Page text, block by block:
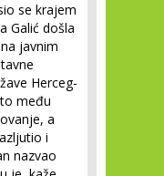
se krajem
Galić došla
javnim
Herceg-
među
a
i
nazvao